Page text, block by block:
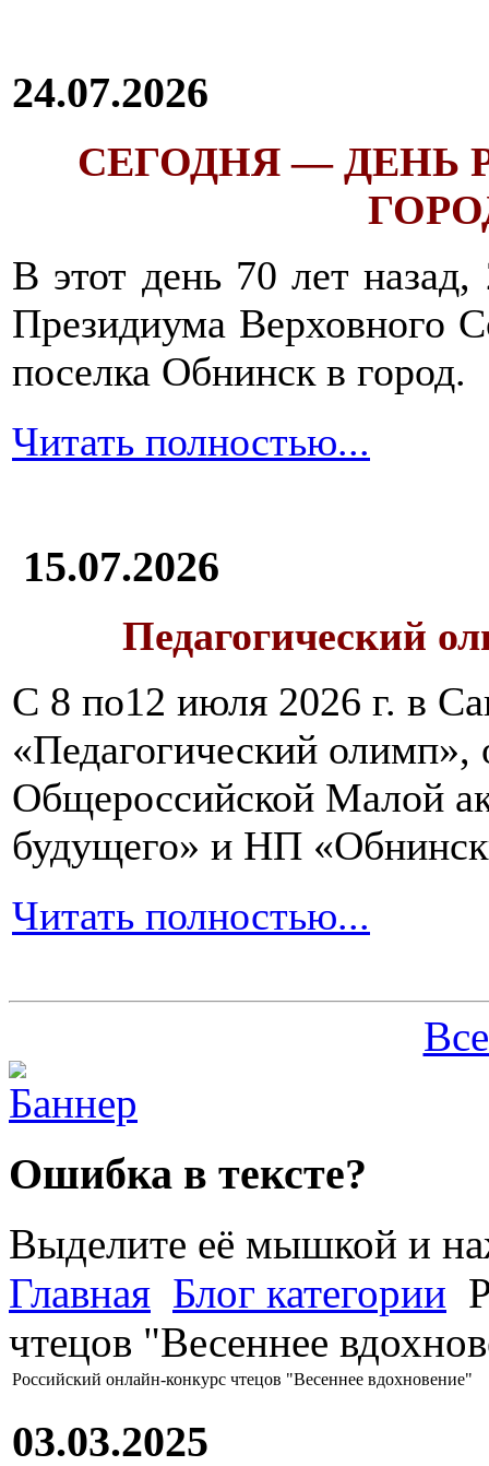
24.07.2026
СЕГОДНЯ — ДЕНЬ
В этот день 70 лет
Президиума Верховного
поселка Обнинск в город.
Читать полностью...
15.07.2026
Педагогический
С 8 по12 июля 2026 г. в
«Педагогический олимп»,
Общероссийской Малой
будущего» и НП
Читать полностью...
Ошибка в тексте?
Выделите её мышкой и
Главная Блог категории
чтецов "Весеннее
Российский онлайн-конкурс чтецов "Весеннее вдохновение"
03.03.2025